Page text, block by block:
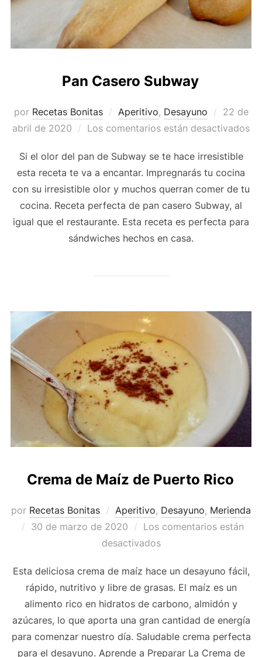
Pan Casero Subway
por Recetas Bonitas Aperitivo, Desayuno
el
22 de
abril de 2020
Los comentarios están desactivados
Si el olor del pan de Subway se te hace irresistible
esta receta te va a encantar. Impregnarás tu cocina
con su irresistible olor y muchos querran comer de tu
cocina. Receta perfecta de pan casero Subway, al
igual que el restaurante. Esta receta es perfecta para
sándwiches hechos en casa.
Crema de Maíz de Puerto Rico
por Recetas Bonitas Aperitivo, Desayuno, Merienda
Publicado
30 de marzo de 2020
Los comentarios están
desactivados
Esta deliciosa crema de maíz hace un desayuno fácil,
rápido, nutritivo y libre de grasas. El maíz es un
alimento rico en hidratos de carbono, almidón y
azúcares, lo que aporta una gran cantidad de energía
para comenzar nuestro día. Saludable crema perfecta
para el desayuno. Aprende a Preparar La Crema de